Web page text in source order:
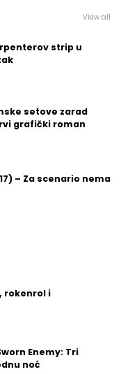
View all
strip u
setove zarad
grafički roman
– Za scenario nema
rokenrol i
Enemy: Tri
noć